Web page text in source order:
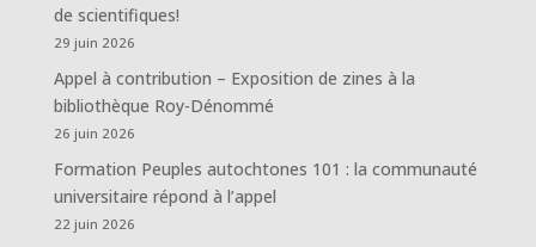
de scientifiques!
29 juin 2026
Appel à contribution – Exposition de zines à la
bibliothèque Roy-Dénommé
26 juin 2026
Formation Peuples autochtones 101 : la communauté
universitaire répond à l’appel
22 juin 2026